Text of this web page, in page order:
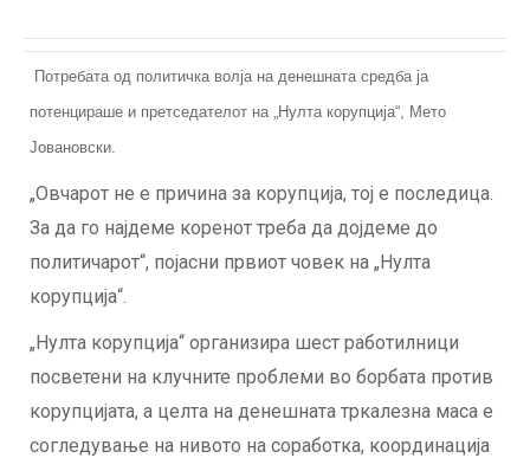
Потребата од политичка волја на денешната средба ја
потенцираше и претседателот на „Нулта корупција“, Мето
Јовановски.
„Овчарот не е причина за корупција, тој е последица.
За да го најдеме коренот треба да дојдеме до
политичарот“, појасни првиот човек на „Нулта
корупција“.
„Нулта корупција“ организира шест работилници
посветени на клучните проблеми во борбата против
корупцијата, а целта на денешната тркалезна маса е
согледување на нивото на соработка, координација